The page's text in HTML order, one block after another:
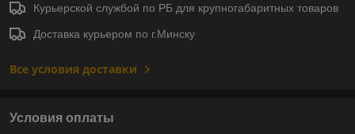
Курьерской службой по РБ для крупногабаритных товаров
Доставка курьером по г.Минску
Все условия доставки
Условия оплаты